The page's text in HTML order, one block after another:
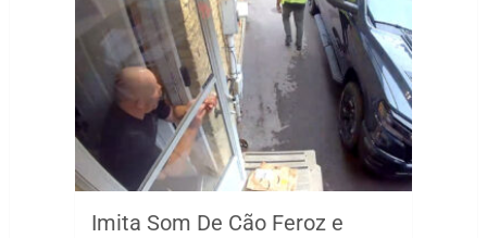
Imita Som De Cão Feroz e